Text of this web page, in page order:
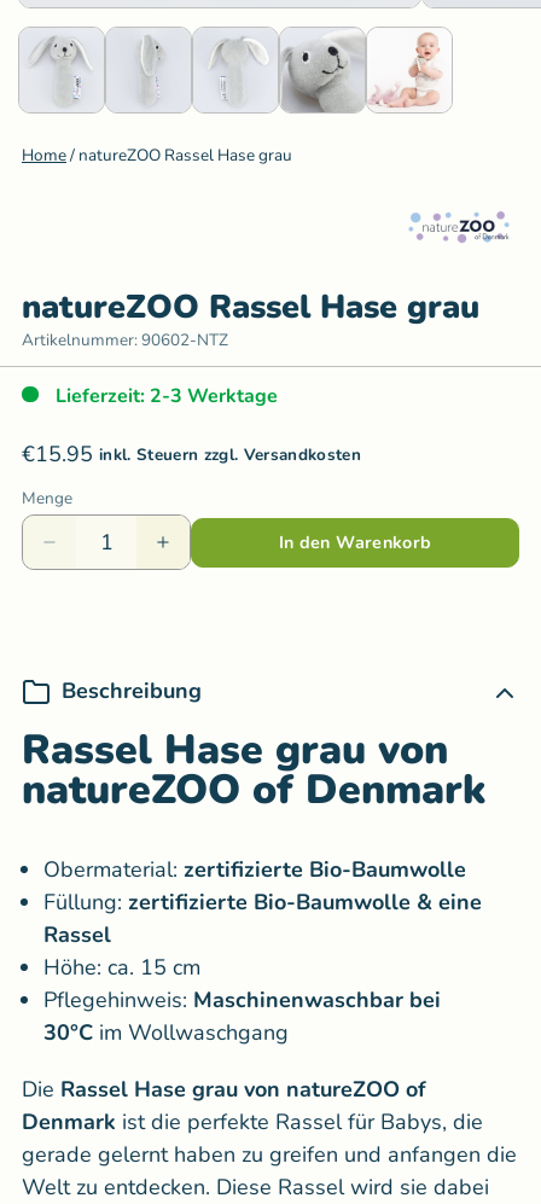
Home/ natureZOO Rassel Hase grau
natureZOO Rassel Hase grau
Artikelnummer:90602-NTZ
Lieferzeit: 2-3 Werktage
€15.95 inkl. Steuern zzgl. Versandkosten
Menge
In den Warenkorb
Beschreibung
Rassel Hase grau von
natureZOO of Denmark
Obermaterial: zertifizierte Bio-Baumwolle
Füllung: zertifizierte Bio-Baumwolle & eine
Rassel
Höhe: ca. 15 cm
Pflegehinweis: Maschinenwaschbar bei
30°C im Wollwaschgang
Die Rassel Hase grau von natureZOO of
Denmark ist die perfekte Rassel für Babys, die
gerade gelernt haben zu greifen und anfangen die
Welt zu entdecken. Diese Rassel wird sie dabei